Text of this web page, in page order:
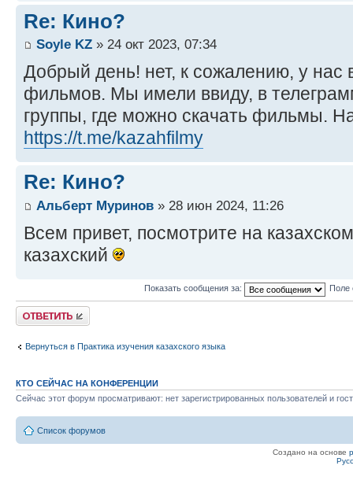
Re: Кино?
Soyle KZ » 24 окт 2023, 07:34
Добрый день! нет, к сожалению, у нас
фильмов. Мы имели ввиду, в
группы, где можно скачать фильмы.
https://t.me/kazahfilmy
Re: Кино?
Альберт Муринов » 28 июн 2024, 11:26
Всем привет, посмотрите на
казахский
Показать сообщения за: Поле
Ответить
Вернуться в Практика изучения казахского языка
КТО СЕЙЧАС НА КОНФЕРЕНЦИИ
Сейчас этот форум просматривают: нет зарегистрированных пользователей и
Список форумов
Создано на основе